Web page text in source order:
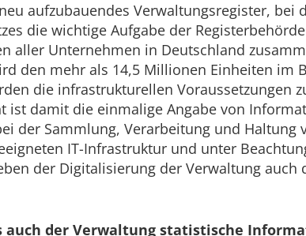
aufzubauendes Verwaltungsregister, bei
die wichtige Aufgabe der
aller Unternehmen in Deutschland
den mehr als 14,5 Millionen Einheiten im
die infrastrukturellen Voraussetzungen
ist damit die einmalige Angabe von
der Sammlung, Verarbeitung und
IT-Infrastruktur und unter
der Digitalisierung der Verwaltung
der Verwaltung statistische